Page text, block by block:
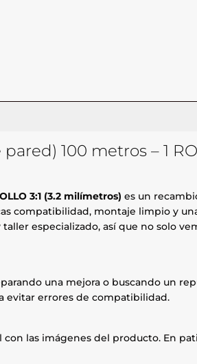
100 metros – 1
3:1 (3.2 milímetros) es un
compatibilidad, montaje limpio y
especializado, así que no solo
una mejora o buscando un
evitar errores de compatibilidad.
las imágenes del producto. En